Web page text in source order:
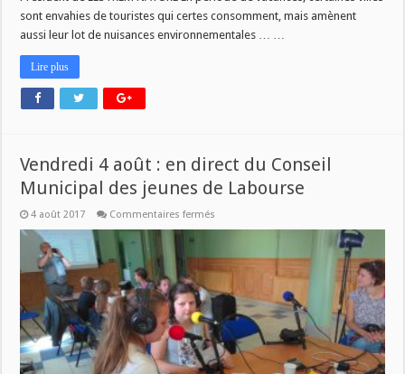
sont envahies de touristes qui certes consomment, mais amènent
aussi leur lot de nuisances environnementales … …
Lire plus
Vendredi 4 août : en direct du Conseil
Municipal des jeunes de Labourse
4 août 2017 Commentaires fermés
:
en
du
Conseil
Municipal
des
jeunes
de
Labourse